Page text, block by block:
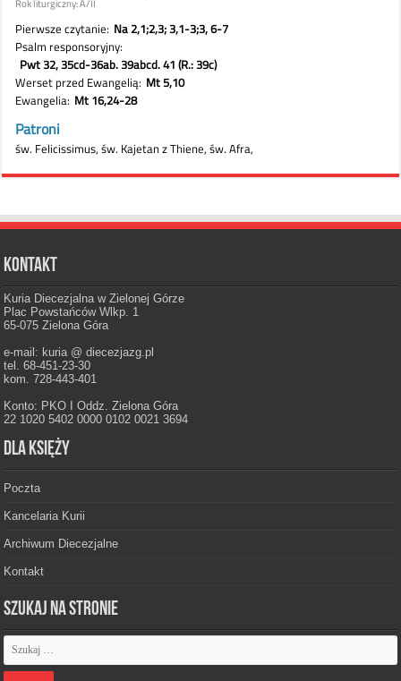
Kontakt
Kuria Diecezjalna w Zielonej Górze
Plac Powstańców Wlkp. 1
65-075 Zielona Góra
e-mail: kuria @ diecezjazg.pl
tel. 68-451-23-30
kom. 728-443-401
Konto: PKO I Oddz. Zielona Góra
22 1020 5402 0000 0102 0021 3694
Dla księży
Poczta
Kancelaria Kurii
Archiwum Diecezjalne
Kontakt
Szukaj na stronie